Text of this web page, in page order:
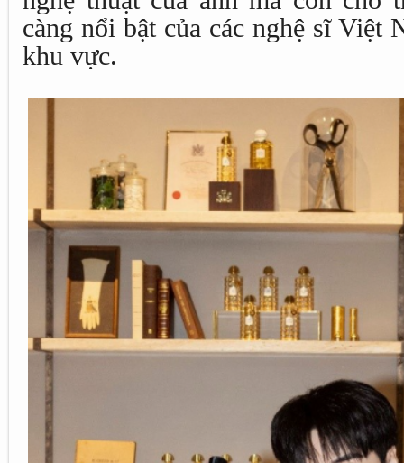
càng nổi bật của các nghệ sĩ Việt
khu vực.